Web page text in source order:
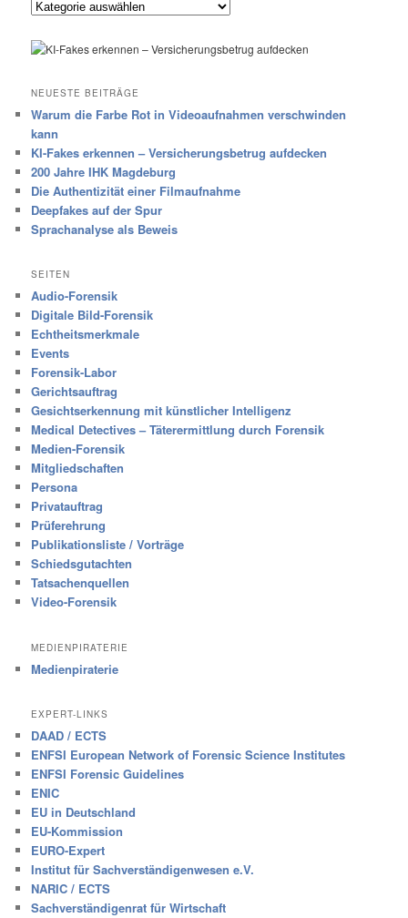
Kategorien
NEUESTE BEITRÄGE
Warum die Farbe Rot in Videoaufnahmen verschwinden
kann
KI-Fakes erkennen – Versicherungsbetrug aufdecken
200 Jahre IHK Magdeburg
Die Authentizität einer Filmaufnahme
Deepfakes auf der Spur
Sprachanalyse als Beweis
SEITEN
Audio-Forensik
Digitale Bild-Forensik
Echtheitsmerkmale
Events
Forensik-Labor
Gerichtsauftrag
Gesichtserkennung mit künstlicher Intelligenz
Medical Detectives – Täterermittlung durch Forensik
Medien-Forensik
Mitgliedschaften
Persona
Privatauftrag
Prüferehrung
Publikationsliste / Vorträge
Schiedsgutachten
Tatsachenquellen
Video-Forensik
MEDIENPIRATERIE
Medienpiraterie
EXPERT-LINKS
DAAD / ECTS
ENFSI European Network of Forensic Science Institutes
ENFSI Forensic Guidelines
ENIC
EU in Deutschland
EU-Kommission
EURO-Expert
Institut für Sachverständigenwesen e.V.
NARIC / ECTS
Sachverständigenrat für Wirtschaft